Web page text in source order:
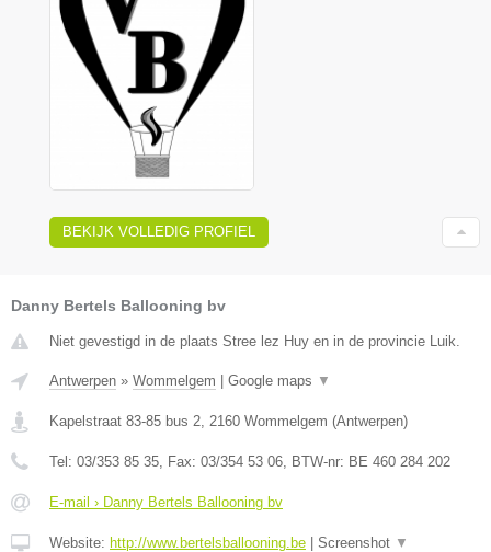
BEKIJK VOLLEDIG PROFIEL
Danny Bertels Ballooning bv
Niet gevestigd in de plaats Stree lez Huy en in de provincie Luik.
Antwerpen » Wommelgem Google maps ▼
Kapelstraat 83-85 bus 2 2160 Wommelgem (Antwerpen)
Tel: 03/353 85 35 , Fax: 03/354 53 06 , BTW-nr: BE 460 284 202
E-mail › Danny Bertels Ballooning bv
Website: http://www.bertelsballooning.be Screenshot ▼